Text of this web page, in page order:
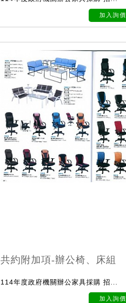
加入詢價
共約附加項-辦公椅、床組
114年度政府機關辦公家具採購 招...
加入詢價